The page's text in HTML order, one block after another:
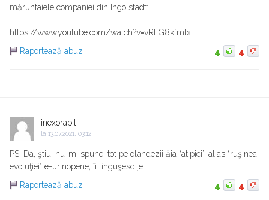
măruntaiele companiei din Ingolstadt:
https://www.youtube.com/watch?v=vRFG8kfmlxI
Raportează abuz
4 4
inexorabil
la 13.07.2021, 03:12
PS. Da, ştiu, nu-mi spune: tot pe olandezii ăia “atipici”, alias “ruşinea
evoluţiei” e-urinopene, îi linguşesc je.
Raportează abuz
4 4